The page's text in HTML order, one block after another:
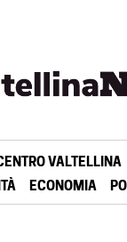
VALTELLINA
ECONOMIA